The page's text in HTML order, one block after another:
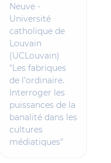
Neuve -
Université
catholique de
Louvain
(UCLouvain)
"Les fabriques
de l’ordinaire.
Interroger les
puissances de la
banalité dans les
cultures
médiatiques"